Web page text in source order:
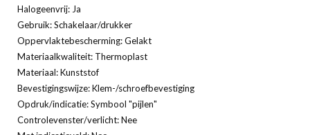
Halogeenvrij: Ja
Gebruik: Schakelaar/drukker
Oppervlaktebescherming: Gelakt
Materiaalkwaliteit: Thermoplast
Materiaal: Kunststof
Bevestigingswijze: Klem-/schroefbevestiging
Opdruk/indicatie: Symbool "pijlen"
Controlevenster/verlicht: Nee